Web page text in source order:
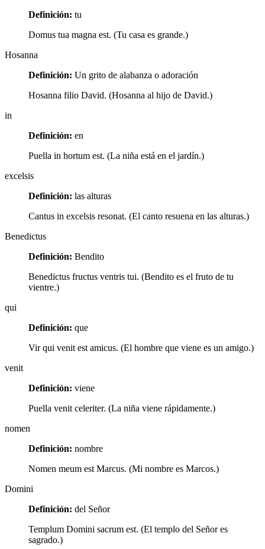
Definición: tu
Domus tua magna est. (Tu casa es grande.)
Hosanna
Definición: Un grito de alabanza o adoración
Hosanna filio David. (Hosanna al hijo de David.)
in
Definición: en
Puella in hortum est. (La niña está en el jardín.)
excelsis
Definición: las alturas
Cantus in excelsis resonat. (El canto resuena en las alturas.)
Benedictus
Definición: Bendito
Benedictus fructus ventris tui. (Bendito es el fruto de tu
vientre.)
qui
Definición: que
Vir qui venit est amicus. (El hombre que viene es un amigo.)
venit
Definición: viene
Puella venit celeriter. (La niña viene rápidamente.)
nomen
Definición: nombre
Nomen meum est Marcus. (Mi nombre es Marcos.)
Domini
Definición: del Señor
Templum Domini sacrum est. (El templo del Señor es
sagrado.)